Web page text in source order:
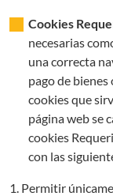
Cookies
necesarias
una correcta
pago de
cookies que
página web se
cookies
con las
Permitir